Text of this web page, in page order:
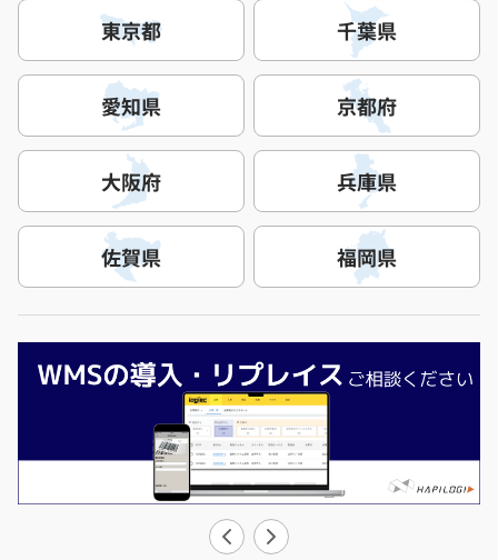
東京都 千葉県
愛知県 京都府
大阪府 兵庫県
佐賀県 福岡県